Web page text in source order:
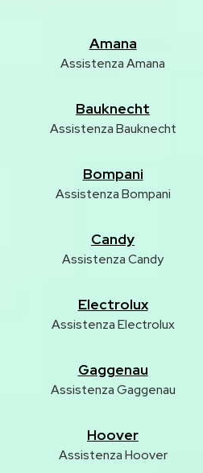
Amana
Assistenza Amana
Bauknecht
Assistenza Bauknecht
Bompani
Assistenza Bompani
Candy
Assistenza Candy
Electrolux
Assistenza Electrolux
Gaggenau
Assistenza Gaggenau
Hoover
Assistenza Hoover